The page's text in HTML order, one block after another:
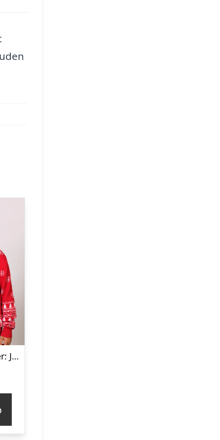
Årets julesweater: Julemandens Lille Hjælper – Børn. Ugly Christmas Sweater lavet i Danmark